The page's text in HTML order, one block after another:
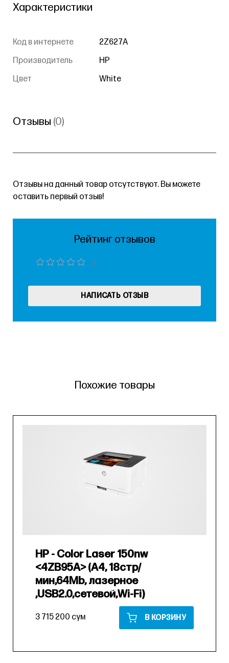
Характеристики
Код в интернете
2Z627A
Производитель
HP
Цвет
White
Отзывы (0)
Отзывы на данный товар отсутствуют. Вы можете
оставить первый отзыв!
Рейтинг отзывов
0
НАПИСАТЬ ОТЗЫВ
Похожие товары
HP - Color Laser 150nw
<4ZB95A> (A4, 18стр/
мин,64Mb, лазерное
,USB2.0,сетевой,Wi-Fi)
3 715 200 сум В КОРЗИНУ